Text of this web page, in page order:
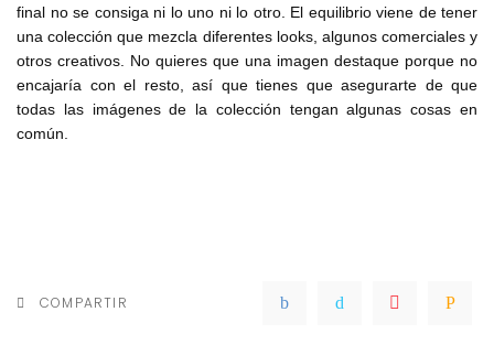
final no se consiga ni lo uno ni lo otro. El equilibrio viene de tener
una colección que mezcla diferentes looks, algunos comerciales y
otros creativos. No quieres que una imagen destaque porque no
encajaría con el resto, así que tienes que asegurarte de que
todas las imágenes de la colección tengan algunas cosas en
común.
COMPARTIR